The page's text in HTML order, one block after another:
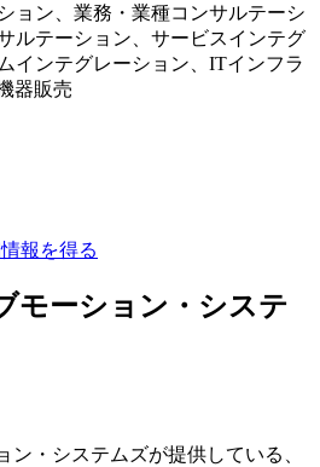
ョン、業務・業種コンサルテーシ
ルテーション、サービスインテグ
インテグレーション、ITインフラ
器販売
報を得る
モーション・システ
ン・システムズが提供している、